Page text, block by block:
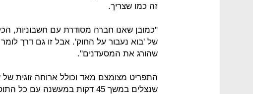
זה כמו שצריך.
"כמובן שאנו חברה מסודרת עם חשבוניות,
של 'בוא נעבור על החוק'. אבל זו גם דרך
שהורג את המסעדנים".